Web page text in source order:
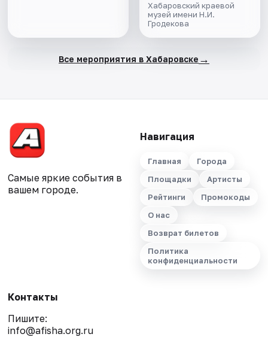
Хабаровский краевой
музей имени Н.И.
Гродекова
Все мероприятия в Хабаровске →
Самые яркие события в
вашем городе.
Навигация
Главная
Города
Площадки
Артисты
Рейтинги
Промокоды
О нас
Возврат билетов
Политика
конфиденциальности
Контакты
Пишите:
info@afisha.org.ru